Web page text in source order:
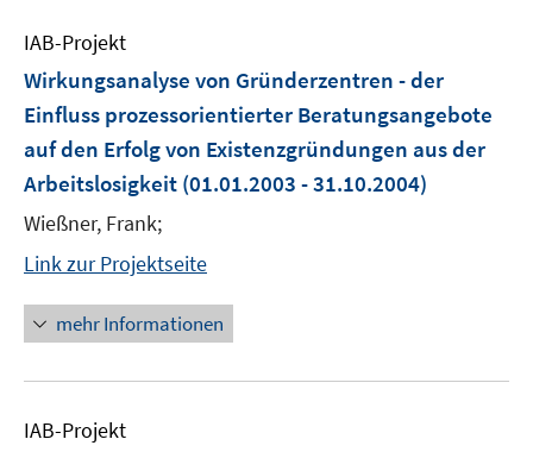
IAB-Projekt
Wirkungsanalyse von Gründerzentren - der
Einfluss prozessorientierter Beratungsangebote
auf den Erfolg von Existenzgründungen aus der
Arbeitslosigkeit (01.01.2003 - 31.10.2004)
Wießner, Frank;
Link zur Projektseite
mehr Informationen
IAB-Projekt